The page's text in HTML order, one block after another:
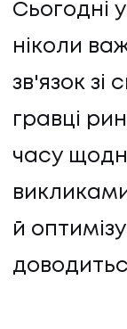
Сьогодні
ніколи
зв'язок зі
гравці
часу
й